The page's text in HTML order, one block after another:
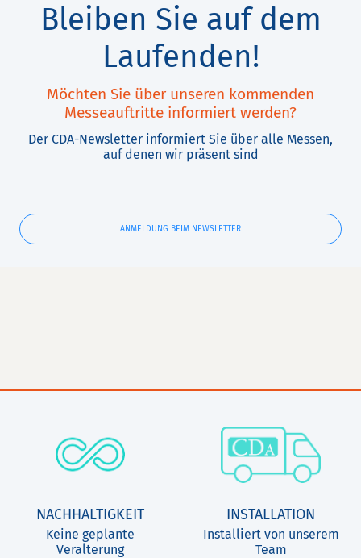
Bleiben Sie auf dem
Laufenden!
Möchten Sie über unseren kommenden
Messeauftritte informiert werden?
Der CDA-Newsletter informiert Sie über alle Messen,
auf denen wir präsent sind
ANMELDUNG BEIM NEWSLETTER
NACHHALTIGKEIT
Keine geplante
Veralterung
INSTALLATION
Installiert von unserem
Team